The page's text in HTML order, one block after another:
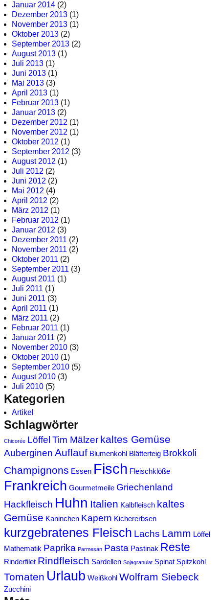
Januar 2014 (2)
Dezember 2013 (1)
November 2013 (1)
Oktober 2013 (2)
September 2013 (2)
August 2013 (1)
Juli 2013 (1)
Juni 2013 (1)
Mai 2013 (3)
April 2013 (1)
Februar 2013 (1)
Januar 2013 (2)
Dezember 2012 (1)
November 2012 (1)
Oktober 2012 (1)
September 2012 (3)
August 2012 (1)
Juli 2012 (2)
Juni 2012 (2)
Mai 2012 (4)
April 2012 (2)
März 2012 (1)
Februar 2012 (1)
Januar 2012 (3)
Dezember 2011 (2)
November 2011 (2)
Oktober 2011 (2)
September 2011 (3)
August 2011 (1)
Juli 2011 (1)
Juni 2011 (3)
April 2011 (1)
März 2011 (2)
Februar 2011 (1)
Januar 2011 (2)
November 2010 (3)
Oktober 2010 (1)
September 2010 (5)
August 2010 (3)
Juli 2010 (5)
Kategorien
Artikel
Schlagwörter
Chicorée Löffel Tim Mälzer kaltes Gemüse
Auberginen Auflauf Blumenkohl Blätterteig Brokkoli
Champignons Essen Fisch Fleischklöße
Frankreich Gourmetmeile Griechenland
Hackfleisch Huhn Italien Kalbfleisch kaltes
Gemüse Kaninchen Kapern Kichererbsen
kurzgebratenes Fleisch Lachs Lamm Löffel
Mathematik Paprika Parmesan Pasta Pastinak Reste
Rinderfilet Rindfleisch Sardellen Sojagranulat Spinat Spitzkohl
Tomaten Urlaub Weißkohl Wolfram Siebeck
Zucchini